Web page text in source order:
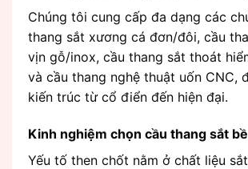
Chúng tôi cung cấp đa dạng các
thang sắt xương cá đơn/đôi, cầu
vịn gỗ/inox, cầu thang sắt thoát
và cầu thang nghệ thuật uốn CNC,
kiến trúc từ cổ điển đến hiện đại.
Kinh nghiệm chọn cầu thang sắt
Yếu tố then chốt nằm ở chất liệu